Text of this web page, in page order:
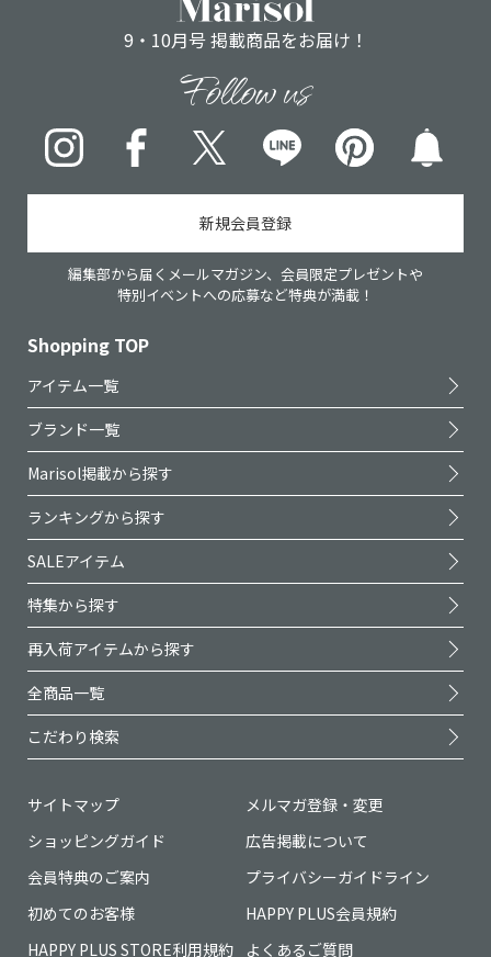
9・10月号 掲載商品をお届け！
Follow us
InstagramFacebookX LINE pinterest
新規会員登録
編集部から届くメールマガジン、会員限定プレゼントや
特別イベントへの応募など特典が満載！
Shopping TOP
アイテム一覧
ブランド一覧
Marisol掲載から探す
ランキングから探す
SALEアイテム
特集から探す
再入荷アイテムから探す
全商品一覧
こだわり検索
サイトマップ
メルマガ登録・変更
ショッピングガイド
広告掲載について
会員特典のご案内
プライバシーガイドライン
初めてのお客様
HAPPY PLUS会員規約
HAPPY PLUS STORE利用規約
よくあるご質問